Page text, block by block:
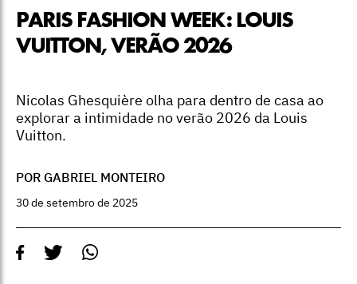
PARIS FASHION WEEK: LOUIS
VUITTON, VERÃO 2026
Nicolas Ghesquière olha para dentro de casa ao
explorar a intimidade no verão 2026 da Louis
Vuitton.
POR GABRIEL MONTEIRO
30 de setembro de 2025